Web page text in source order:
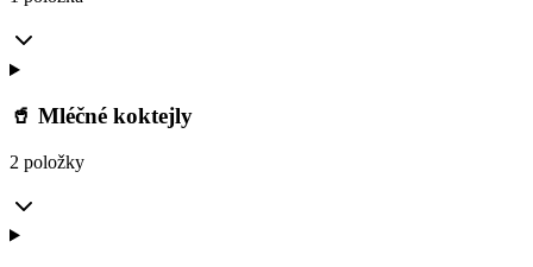
🥤 Mléčné koktejly
2 položky